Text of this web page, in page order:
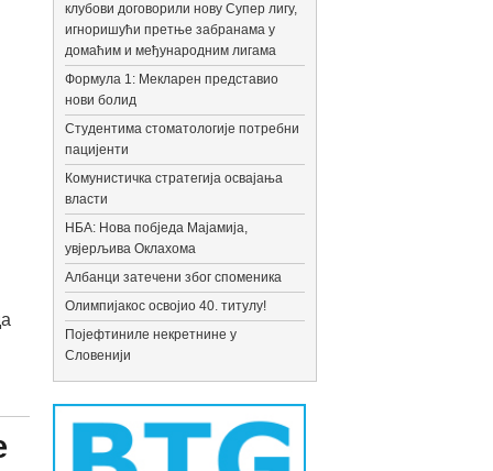
клубови договорили нову Супер лигу,
игноришући претње забранама у
домаћим и међународним лигама
Формула 1: Мекларен представио
нови болид
Студентима стоматологије потребни
пацијенти
Комунистичка стратегија освајања
власти
НБА: Нова побједа Мајамија,
увјерљива Оклахома
Албанци затечени због споменика
Олимпијакос освојио 40. титулу!
Појефтиниле некретнине у
Словенији